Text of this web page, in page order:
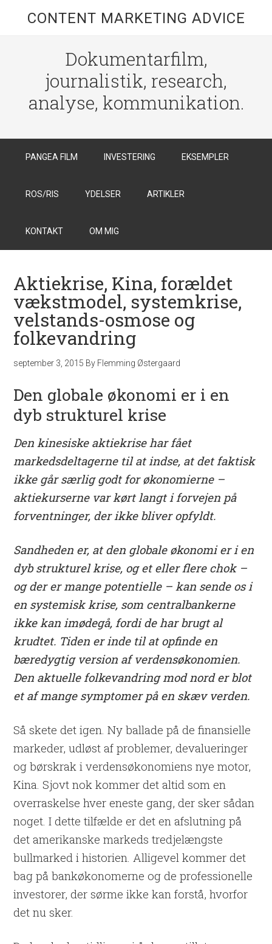
CONTENT MARKETING ADVICE
Dokumentarfilm,
journalistik, research,
analyse, kommunikation.
PANGEA FILM INVESTERING EKSEMPLER
ROS/RIS YDELSER ARTIKLER
KONTAKT OM MIG
Aktiekrise, Kina, forældet
vækstmodel, systemkrise,
velstands-osmose og
folkevandring
september 3, 2015 By Flemming Østergaard
Den globale økonomi er i en
dyb strukturel krise
Den kinesiske aktiekrise har fået
markedsdeltagerne til at indse, at det faktisk
ikke går særlig godt for økonomierne –
aktiekurserne var kørt langt i forvejen på
forventninger, der ikke bliver opfyldt.
Sandheden er, at den globale økonomi er i en
dyb strukturel krise, og et eller flere chok –
og der er mange potentielle – kan sende os i
en systemisk krise, som centralbankerne
ikke kan imødegå, fordi de har brugt al
krudtet. Tiden er inde til at opfinde en
bæredygtig version af verdensøkonomien.
Den aktuelle folkevandring mod nord er blot
et af mange symptomer på en skæv verden.
Så skete det igen. Ny ballade på de finansielle
markeder, udløst af problemer, devalueringer
og børskrak i verdensøkonomiens nye motor,
Kina. Sjovt nok kommer det altid som en
overraskelse hver eneste gang, der sker sådan
noget. I dette tilfælde er det en afslutning på
det amerikanske markeds tredjelængste
bullmarked i historien. Alligevel kommer det
bag på bankøkonomerne og de professionelle
investorer, der sørme ikke kan forstå, hvorfor
det nu sker.